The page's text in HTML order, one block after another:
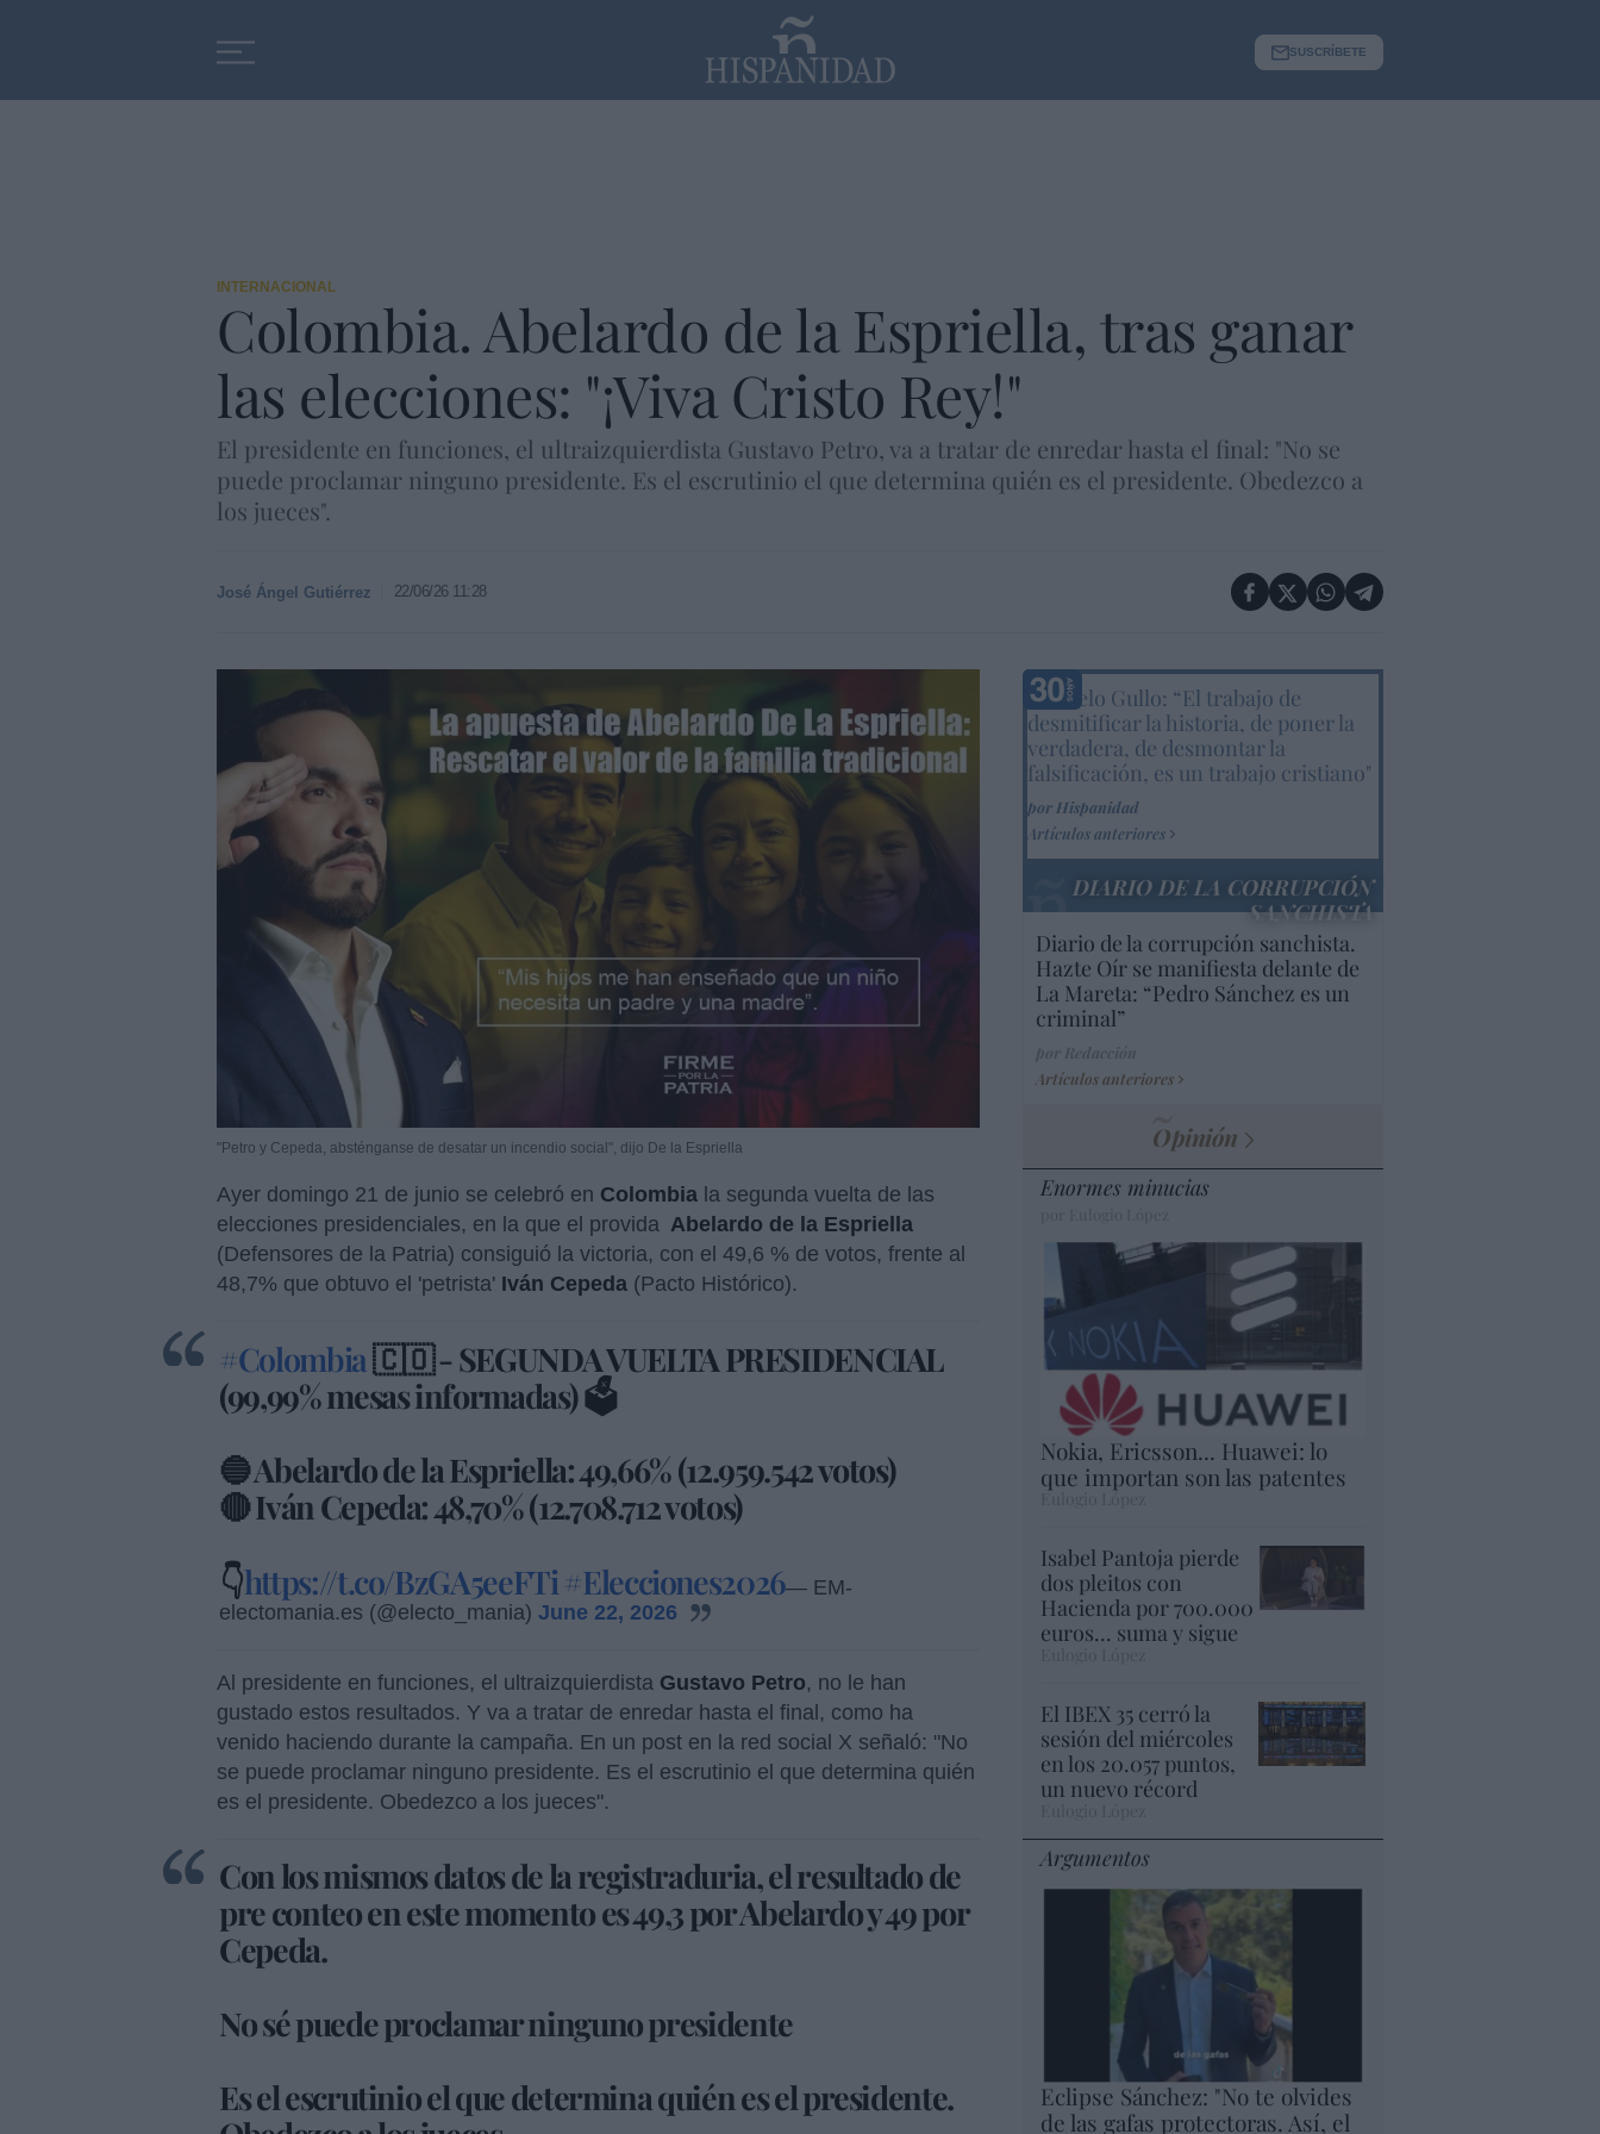
SUSCRÍBETE
INTERNACIONAL
Colombia. Abelardo de la Espriella, tras ganar
las elecciones: "¡Viva Cristo Rey!"
El presidente en funciones, el ultraizquierdista Gustavo Petro, va a tratar de enredar hasta el final: "No se
puede proclamar ninguno presidente. Es el escrutinio el que determina quién es el presidente. Obedezco a
los jueces".
José Ángel Gutiérrez 22/06/26 11:28
"Petro y Cepeda, absténganse de desatar un incendio social", dijo De la Espriella
Ayer domingo 21 de junio se celebró en Colombia la segunda vuelta de las
elecciones presidenciales, en la que el provida Abelardo de la Espriella
(Defensores de la Patria) consiguió la victoria, con el 49,6 % de votos, frente al
48,7% que obtuvo el 'petrista' Iván Cepeda (Pacto Histórico).
#Colombia🇨🇴 - SEGUNDA VUELTA PRESIDENCIAL
(99,99% mesas informadas) 🗳️
🔵 Abelardo de la Espriella: 49,66% (12.959.542 votos)
🔴 Iván Cepeda: 48,70% (12.708.712 votos)
👇https://t.co/BzGA5eeFTi #Elecciones2026— EM-
electomania.es (@electo_mania) June 22, 2026
Al presidente en funciones, el ultraizquierdista Gustavo Petro, no le han
gustado estos resultados. Y va a tratar de enredar hasta el final, como ha
venido haciendo durante la campaña. En un post en la red social X señaló: "No
se puede proclamar ninguno presidente. Es el escrutinio el que determina quién
es el presidente. Obedezco a los jueces".
Con los mismos datos de la registraduria, el resultado de
pre conteo en este momento es 49,3 por Abelardo y 49 por
Cepeda.
No sé puede proclamar ninguno presidente
Es el escrutinio el que determina quién es el presidente.
Marcelo Gullo: “El trabajo de
desmitificar la historia, de poner la
verdadera, de desmontar la
falsificación, es un trabajo cristiano"
por Hispanidad
Artículos anteriores
DIARIO DE LA CORRUPCIÓN
SANCHISTA
Diario de la corrupción sanchista.
Hazte Oír se manifiesta delante de
La Mareta: “Pedro Sánchez es un
criminal”
Artículos anteriores
Opinión
Enormes minucias
Nokia, Ericsson... Huawei: lo
que importan son las patentes
Eulogio López
Isabel Pantoja pierde
dos pleitos con
Hacienda por 700.000
euros... suma y sigue
El IBEX 35 cerró la
sesión del miércoles
en los 20.057 puntos,
un nuevo récord
Argumentos
Eclipse Sánchez: "No te olvides
de las gafas protectoras. Así, el